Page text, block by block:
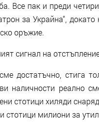
Все пак и преди
за Украйна“,
оръжие.
сигнал на
достатъчно, стига
наличности реално
стотици хиляди
стотици милиони за